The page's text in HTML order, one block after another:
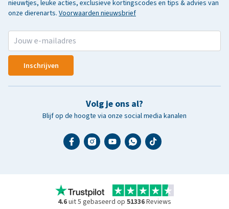
nieuwtjes, leuke acties, exclusieve kortingscodes en tips & advies van
onze dierenarts. Voorwaarden nieuwsbrief
Inschrijven
Volg je ons al?
Blijf op de hoogte via onze social media kanalen
4.6uit 5 gebaseerd op 51336Reviews